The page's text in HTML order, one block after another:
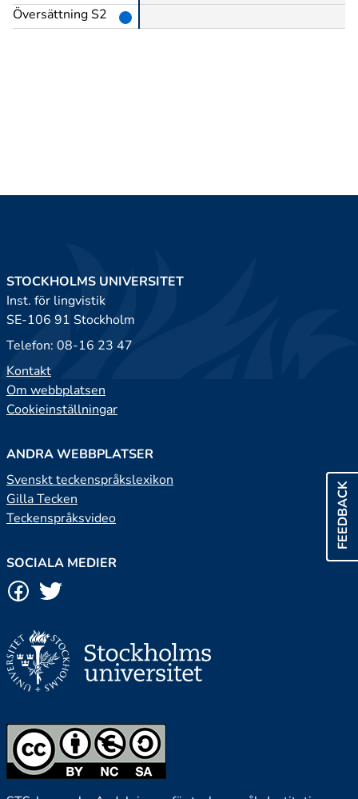
Översättning S2
FEEDBACK
STOCKHOLMS UNIVERSITET
Inst. för lingvistik
SE-106 91 Stockholm
Telefon: 08-16 23 47
Kontakt
Om webbplatsen
Cookieinställningar
ANDRA WEBBPLATSER
Svenskt teckenspråkslexikon
Gilla Tecken
Teckenspråksvideo
SOCIALA MEDIER